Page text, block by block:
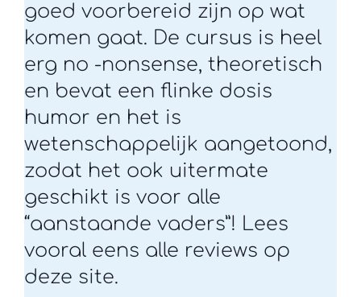
goed voorbereid zijn op wat
komen gaat. De cursus is heel
erg no -nonsense, theoretisch
en bevat een flinke dosis
humor en het is
wetenschappelijk aangetoond,
zodat het ook uitermate
geschikt is voor alle
“aanstaande vaders”! Lees
vooral eens alle reviews op
deze site.